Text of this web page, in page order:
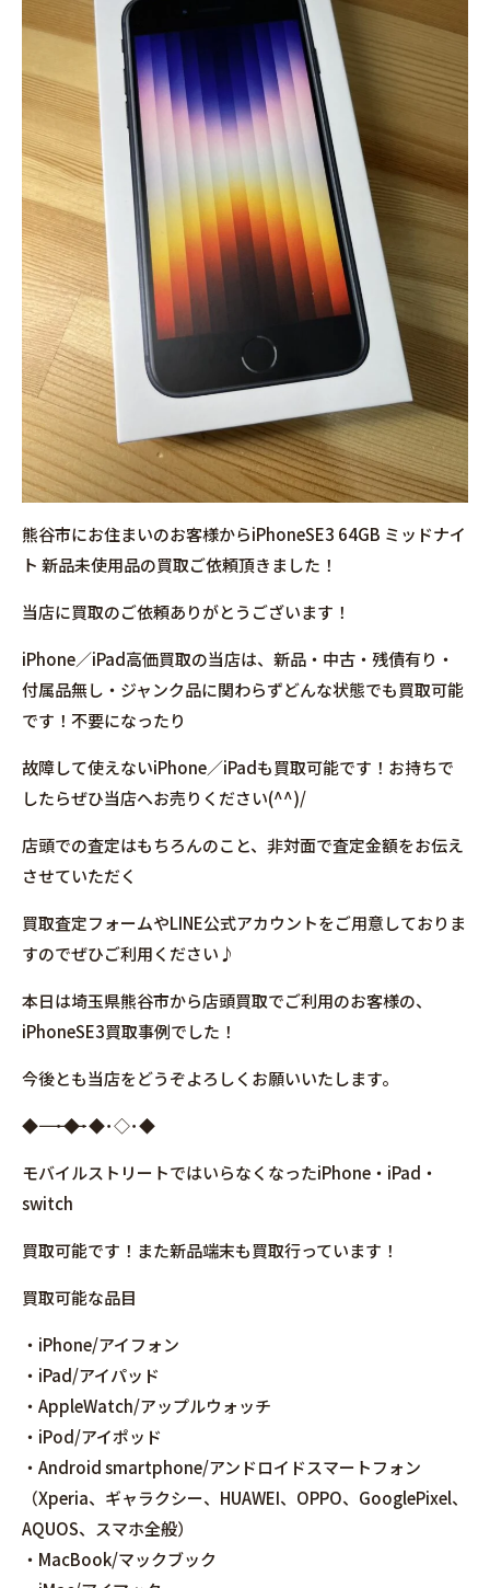
熊谷市にお住まいのお客様からiPhoneSE3 64GB ミッドナイ
ト 新品未使用品の買取ご依頼頂きました！
当店に買取のご依頼ありがとうございます！
iPhone／iPad高価買取の当店は、新品・中古・残債有り・
付属品無し・ジャンク品に関わらずどんな状態でも買取可能
です！不要になったり
故障して使えないiPhone／iPadも買取可能です！お持ちで
したらぜひ当店へお売りください(^^)/
店頭での査定はもちろんのこと、非対面で査定金額をお伝え
させていただく
買取査定フォームやLINE公式アカウントをご用意しておりま
すのでぜひご利用ください♪
本日は埼玉県熊谷市から店頭買取でご利用のお客様の、
iPhoneSE3買取事例でした！
今後とも当店をどうぞよろしくお願いいたします。
◆――――――――――――――――･◆･◆･◇･◆
モバイルストリートではいらなくなったiPhone・iPad・
switch
買取可能です！また新品端末も買取行っています！
買取可能な品目
・iPhone/アイフォン
・iPad/アイパッド
・AppleWatch/アップルウォッチ
・iPod/アイポッド
・Android smartphone/アンドロイドスマートフォン
（Xperia、ギャラクシー、HUAWEI、OPPO、GooglePixel、
AQUOS、スマホ全般）
・MacBook/マックブック